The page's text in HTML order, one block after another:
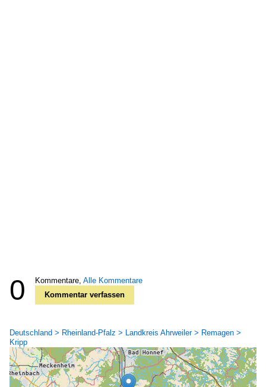
0 Kommentare, Alle Kommentare
Kommentar verfassen
Deutschland > Rheinland-Pfalz > Landkreis Ahrweiler > Remagen >
Kripp